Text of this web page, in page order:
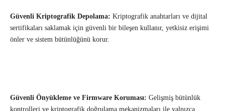
Güvenli Kriptografik Depolama: Kriptografik anahtarları ve dijital
sertifikaları saklamak için güvenli bir bileşen kullanır, yetkisiz erişimi
önler ve sistem bütünlüğünü korur.
Güvenli Önyükleme ve Firmware Koruması: Gelişmiş bütünlük
kontrolleri ve kriptografik doğrulama mekanizmaları ile yalnızca